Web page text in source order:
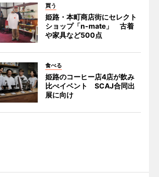
買う
姫路・本町商店街にセレクト
ショップ「n-mate」 古着
や家具など500点
食べる
姫路のコーヒー店4店が飲み
比べイベント SCAJ合同出
展に向け